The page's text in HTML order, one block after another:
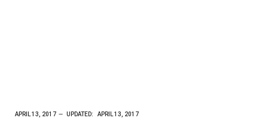
APRIL 13, 2017 UPDATED: APRIL 13, 2017